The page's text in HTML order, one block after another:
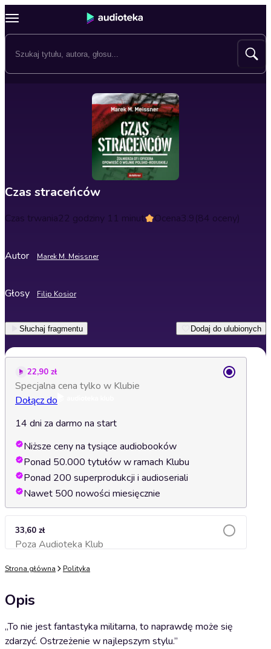
Czas straceńców
Czas trwania22 godziny 11 minut Ocena3.9(84 oceny)
Autor Marek M. Meissner
Głosy Filip Kosior
Słuchaj fragmentu Dodaj do ulubionych
22,90 zł
Specjalna cena tylko w Klubie
Dołącz do
14 dni za darmo na start
Niższe ceny na tysiące audiobooków
Ponad 50.000 tytułów w ramach Klubu
Ponad 200 superprodukcji i audioseriali
Nawet 500 nowości miesięcznie
33,60 zł
Poza Audioteka KlubDodaj do koszyka
Strona główna Polityka
Opis
„To nie jest fantastyka militarna, to naprawdę może się
zdarzyć. Ostrzeżenie w najlepszym stylu.”